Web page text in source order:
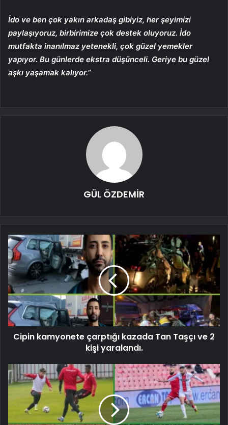
İdo ve ben çok yakın arkadaş gibiyiz, her şeyimizi
paylaşıyoruz, birbirimize çok destek oluyoruz. İdo
mutfakta inanılmaz yetenekli, çok güzel yemekler
yapıyor. Bu günlerde ekstra düşünceli. Geriye bu güzel
aşkı yaşamak kalıyor.”
GÜL ÖZDEMİR
Cipin kamyonete çarptığı kazada Tan Taşçı ve 2
kişi yaralandı.